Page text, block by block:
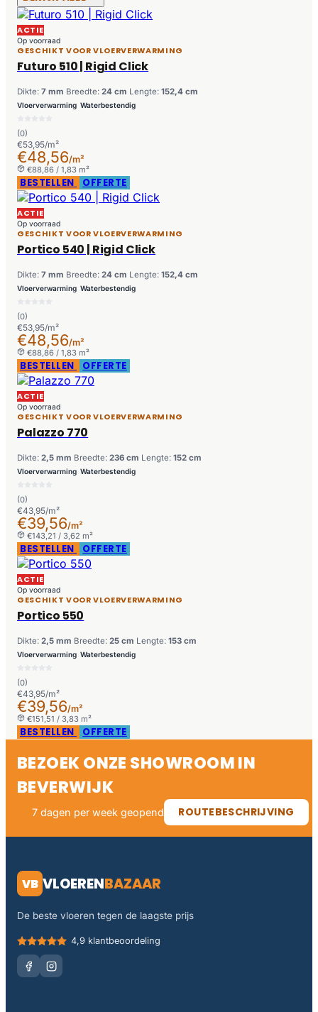
ACTIE
Op voorraad
GESCHIKT VOOR VLOERVERWARMING
Futuro 510 | Rigid Click
Dikte: 7 mm Breedte: 24 cm Lengte: 152,4 cm
Vloerverwarming Waterbestendig
(0)
€53,95/m²
€48,56/m²
€88,86 / 1,83 m²
BESTELLEN OFFERTE
ACTIE
Op voorraad
GESCHIKT VOOR VLOERVERWARMING
Portico 540 | Rigid Click
Dikte: 7 mm Breedte: 24 cm Lengte: 152,4 cm
Vloerverwarming Waterbestendig
(0)
€53,95/m²
€48,56/m²
€88,86 / 1,83 m²
BESTELLEN OFFERTE
ACTIE
Op voorraad
GESCHIKT VOOR VLOERVERWARMING
Palazzo 770
Dikte: 2,5 mm Breedte: 236 cm Lengte: 152 cm
Vloerverwarming Waterbestendig
(0)
€43,95/m²
€39,56/m²
€143,21 / 3,62 m²
BESTELLEN OFFERTE
ACTIE
Op voorraad
GESCHIKT VOOR VLOERVERWARMING
Portico 550
Dikte: 2,5 mm Breedte: 25 cm Lengte: 153 cm
Vloerverwarming Waterbestendig
(0)
€43,95/m²
€39,56/m²
€151,51 / 3,83 m²
BESTELLEN OFFERTE
BEZOEK ONZE SHOWROOM IN
BEVERWIJK
7 dagen per week geopend ROUTEBESCHRIJVING
VB VLOERENBAZAAR
De beste vloeren tegen de laagste prijs
4,9 klantbeoordeling